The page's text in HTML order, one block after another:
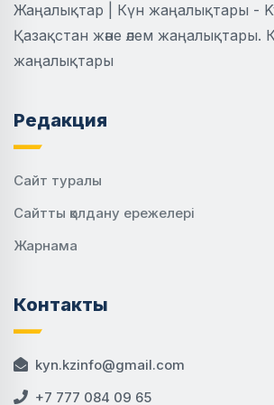
Жаңалықтар | Күн жаңалықтары -
Қазақстан және әлем жаңалықтары.
жаңалықтары
Редакция
Сайт туралы
Сайтты қолдану ережелері
Жарнама
Контакты
kyn.kzinfo@gmail.com
+7 777 084 09 65